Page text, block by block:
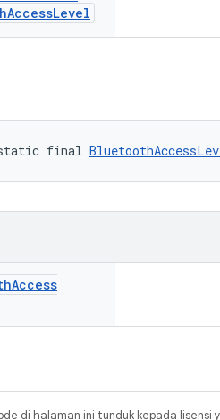
AccessLevel
final
Access
di halaman ini tunduk kepada lisensi